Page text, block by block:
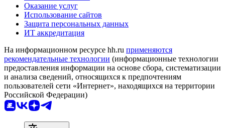
Оказание услуг
Использование сайтов
Защита персональных данных
ИТ аккредитация
На информационном ресурсе hh.ru применяются
рекомендательные технологии (информационные технологии
предоставления информации на основе сбора, систематизации
и анализа сведений, относящихся к предпочтениям
пользователей сети «Интернет», находящихся на территории
Российской Федерации)